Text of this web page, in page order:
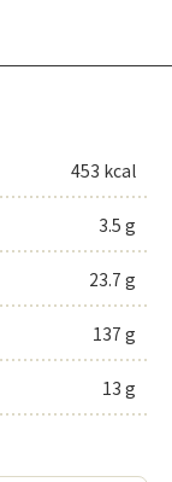
453 kcal
3.5 g
23.7 g
137 g
13 g